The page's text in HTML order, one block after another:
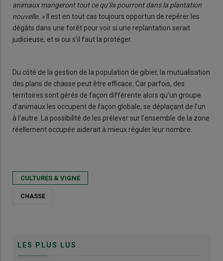
animaux mangeront tout ce qu’ils pourront dans la plantation
nouvelle. »
Il est en tout cas toujours opportun de repérer les
dégâts dans une forêt pour voir si une replantation serait
judicieuse, et si oui s’il faut la protéger.
Du côté de la gestion de la population de gibier, la mutualisation
des plans de chasse peut être efficace. Car parfois, des
territoires sont gérés de façon différente alors qu’un groupe
d’animaux les occupent de façon globale, se déplaçant de l’un
à l’autre. La possibilité de les prélever sur l’ensemble de la zone
réellement occupée aiderait à mieux réguler leur nombre.
CULTURES & VIGNE
CHASSE
LES PLUS LUS